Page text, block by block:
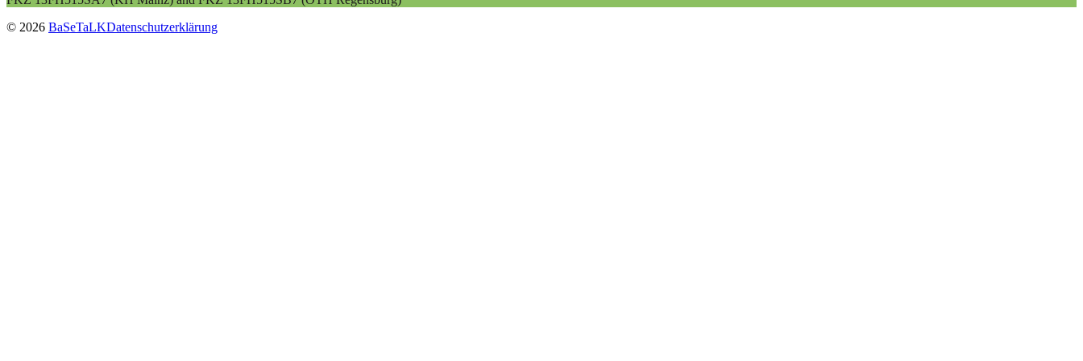
© 2026 BaSeTaLKDatenschutzerklärung